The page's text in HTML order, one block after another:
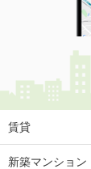
賃貸
新築マンション